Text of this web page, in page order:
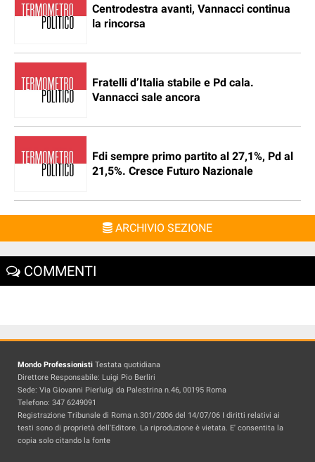
Centrodestra avanti, Vannacci continua
la rincorsa
Fratelli d’Italia stabile e Pd cala.
Vannacci sale ancora
Fdi sempre primo partito al 27,1%, Pd al
21,5%. Cresce Futuro Nazionale
ARCHIVIO SEZIONE
COMMENTI
Mondo Professionisti Testata quotidiana
Direttore Responsabile: Luigi Pio Berliri
Sede: Via Giovanni Pierluigi da Palestrina n.46, 00195 Roma
Telefono: 347 6249091
Registrazione Tribunale di Roma n.301/2006 del 14/07/06 I diritti relativi ai
testi sono di proprietà dell'Editore. La riproduzione è vietata. E' consentita la
copia solo citando la fonte